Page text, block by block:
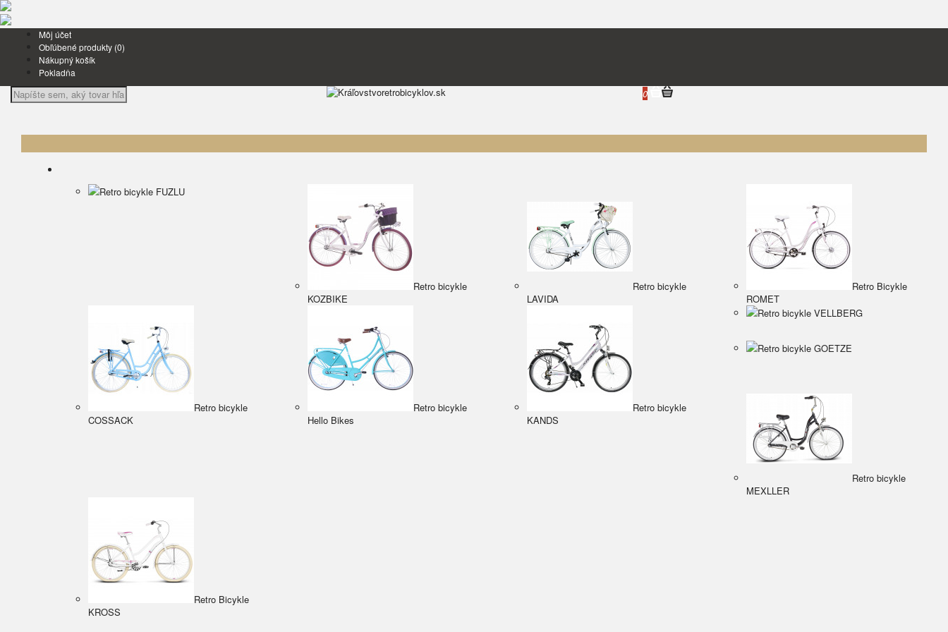
Môj účet
Obľúbené produkty (0)
Nákupný košík
Pokladňa
0
Retro bicykle FUZLU
Retro bicykle
KOZBIKE
Retro bicykle
LAVIDA
Retro Bicykle
ROMET
Retro bicykle
COSSACK
Retro bicykle
Hello Bikes
Retro bicykle
KANDS
Retro bicykle VELLBERG
Retro bicykle GOETZE
Retro bicykle
MEXLLER
Retro Bicykle
KROSS